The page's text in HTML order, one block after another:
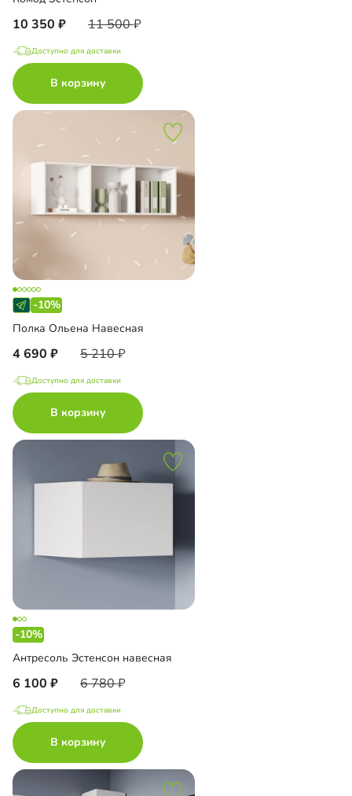
10 350 11 500
Доступно для доставки
В корзину
-10%
Полка Ольена Навесная
4 690 5 210
Доступно для доставки
В корзину
-10%
Антресоль Эстенсон навесная
6 100 6 780
Доступно для доставки
В корзину